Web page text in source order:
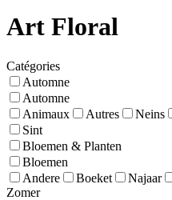
Art Floral
Catégories
Automne
Automne
Animaux
Autres Neins
Sint
Bloemen & Planten
Bloemen
Andere
Boeket Najaar
Zomer